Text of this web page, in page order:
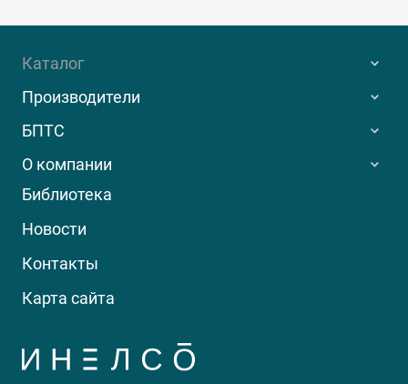
Каталог
Производители
БПТС
О компании
Библиотека
Новости
Контакты
Карта сайта